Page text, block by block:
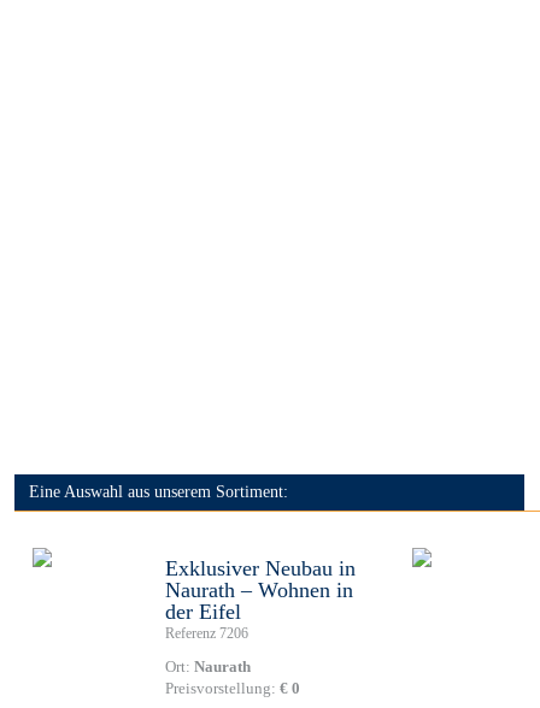
Eine Auswahl aus unserem Sortiment:
Exklusiver Neubau in
Naurath – Wohnen in
der Eifel
Referenz 7206
Ort: Naurath
Preisvorstellung: € 0